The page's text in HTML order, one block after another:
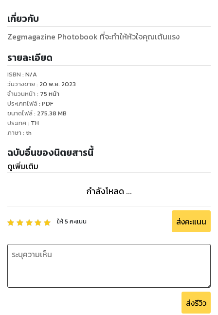
เกี่ยวกับ
Zegmagazine Photobook ที่จะทำให้หัวใจคุณเต้นแรง
รายละเอียด
ISBN : N/A
วันวางขาย : 20 พ.ย. 2023
จำนวนหน้า : 75 หน้า
ประเภทไฟล์: PDF
ขนาดไฟล์: 275.38 MB
ประเทศ: TH
ภาษา : th
ฉบับอื่นของนิตยสารนี้
ดูเพิ่มเติม
กำลังโหลด ...
ให้5 คะแนน ส่งคะแนน
ส่งรีวิว